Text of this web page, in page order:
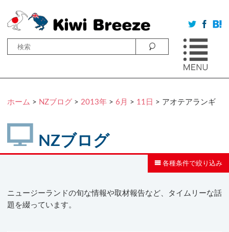
ホーム > NZブログ > 2013年 > 6月 > 11日 > アオテアランギ
NZブログ
各種条件で絞り込み
ニュージーランドの旬な情報や取材報告など、タイムリーな話
題を綴っています。